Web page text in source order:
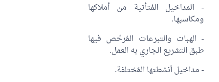
- المداخيل المُتأتية من أملاكها
ومكاسبها.
- الهبات والتبرعات المُرخّص فيها
طبق التشريع الجاري به العمل.
- مداخيل أنشطتها المُختلفة.